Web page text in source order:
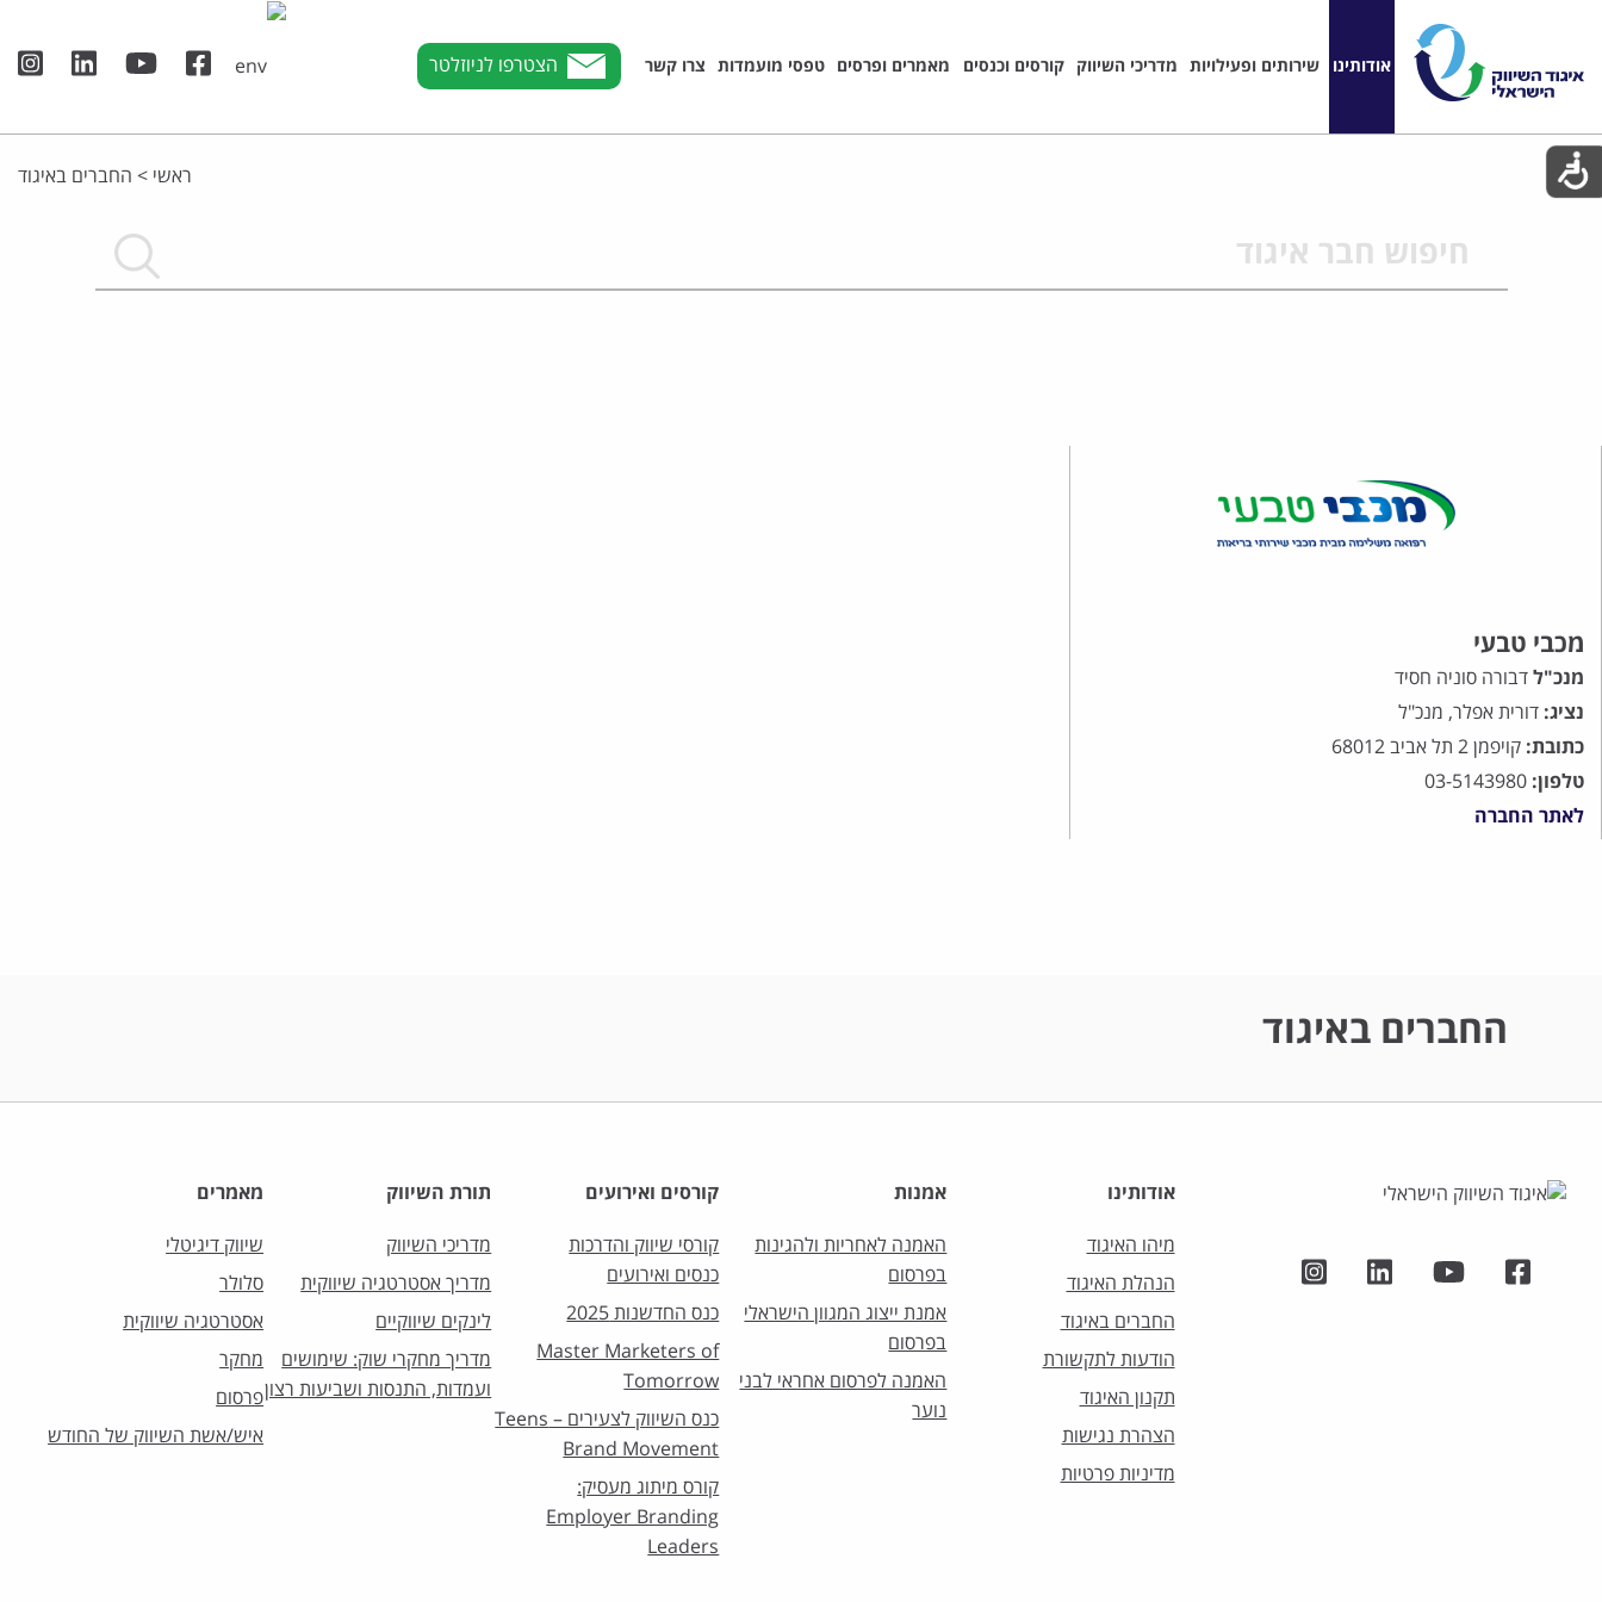
אודותינו שירותים ופעילויות מדריכי השיווק קורסים וכנסים מאמרים ופרסים טפסי מועמדות צרו קשר הצטרפו לניוזלטר
ראשי > החברים באיגוד
מכבי טבעי
מנכ"ל דבורה סוניה חסיד
נציג: דורית אפלר, מנכ"ל
כתובת: קויפמן 2 תל אביב 68012
טלפון: 03-5143980
לאתר החברה
החברים באיגוד
אודותינו
מיהו האיגוד
הנהלת האיגוד
החברים באיגוד
הודעות לתקשורת
תקנון האיגוד
הצהרת נגישות
מדיניות פרטיות
אמנות
האמנה לאחריות ולהגינות
בפרסום
אמנת ייצוג המגוון הישראלי
בפרסום
האמנה לפרסום אחראי לבני
נוער
קורסים ואירועים
קורסי שיווק והדרכות
כנסים ואירועים
כנס החדשנות 2025
Master Marketers of
Tomorrow
כנס השיווק לצעירים – Teens
Brand Movement
קורס מיתוג מעסיק:
Employer Branding
Leaders
תורת השיווק
מדריכי השיווק
מדריך אסטרטגיה שיווקית
לינקים שיווקיים
מדריך מחקרי שוק: שימושים
ועמדות, התנסות ושביעות רצון
מאמרים
שיווק דיגיטלי
סלולר
אסטרטגיה שיווקית
מחקר
פרסום
איש/אשת השיווק של החודש